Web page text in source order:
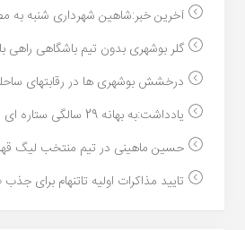
آخرین خبر:شاهین شهرداری شنبه به
گلر بوشهری بدون تیم باشگاهی راهی
درخشش بوشهری ها در رقابتهای
یادداشت:به بهانه 29 سالگی ستاره ای از بوشهر...
حسین ماهینی در تیم منتخب لیگ
تایید مذاکرات اولیه تاتنهام برای